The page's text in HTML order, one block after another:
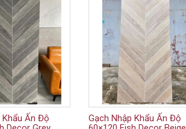
Khẩu Ấn Độ
Gạch Nhập Khẩu Ấn Độ